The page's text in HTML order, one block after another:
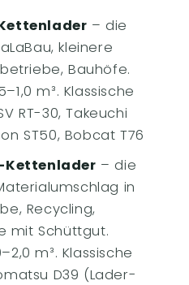
– die
kleinere
Bauhöfe.
m³. Klassische
RT-30, Takeuchi
ST50, Bobcat T76
Kettenlader – die
in
Recycling,
mit Schüttgut.
m³. Klassische
D39 (Lader-